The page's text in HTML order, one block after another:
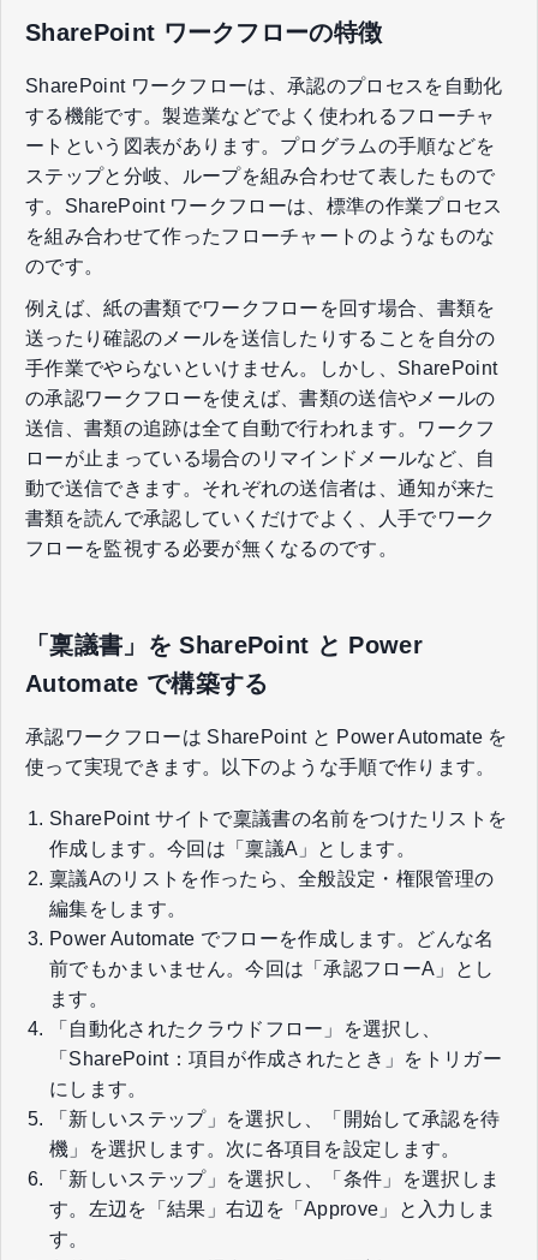
SharePoint ワークフローの特徴
SharePoint ワークフローは、承認のプロセスを自動化
する機能です。製造業などでよく使われるフローチャ
ートという図表があります。プログラムの手順などを
ステップと分岐、ループを組み合わせて表したもので
す。SharePoint ワークフローは、標準の作業プロセス
を組み合わせて作ったフローチャートのようなものな
のです。
例えば、紙の書類でワークフローを回す場合、書類を
送ったり確認のメールを送信したりすることを自分の
手作業でやらないといけません。しかし、SharePoint
の承認ワークフローを使えば、書類の送信やメールの
送信、書類の追跡は全て自動で行われます。ワークフ
ローが止まっている場合のリマインドメールなど、自
動で送信できます。それぞれの送信者は、通知が来た
書類を読んで承認していくだけでよく、人手でワーク
フローを監視する必要が無くなるのです。
「稟議書」を SharePoint と Power
Automate で構築する
承認ワークフローは SharePoint と Power Automate を
使って実現できます。以下のような手順で作ります。
SharePoint サイトで稟議書の名前をつけたリストを
作成します。今回は「稟議A」とします。
稟議Aのリストを作ったら、全般設定・権限管理の
編集をします。
Power Automate でフローを作成します。どんな名
前でもかまいません。今回は「承認フローA」とし
ます。
「自動化されたクラウドフロー」を選択し、
「SharePoint：項目が作成されたとき」をトリガー
にします。
「新しいステップ」を選択し、「開始して承認を待
機」を選択します。次に各項目を設定します。
「新しいステップ」を選択し、「条件」を選択しま
す。左辺を「結果」右辺を「Approve」と入力しま
す。